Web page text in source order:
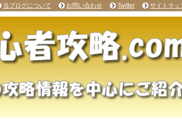
当ブログについて お問い合わせ Twitter サイトマッ